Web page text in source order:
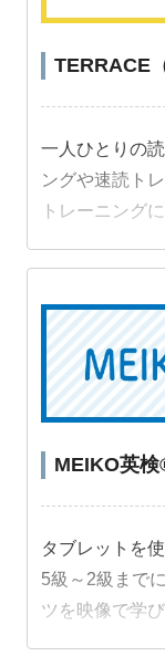
TERRACE
一人ひとりの
ングや速読ト
トレーニング
MEIKO英検
タブレットを
5級～2級まで
ツを映像で学